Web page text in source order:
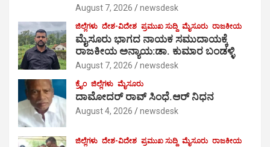
August 7, 2026 newsdesk
ಜಿಲ್ಲೆಗಳು ದೇಶ-ವಿದೇಶ ಪ್ರಮುಖ ಸುದ್ದಿ ಮೈಸೂರು ರಾಜಕೀಯ
ಮೈಸೂರು ಭಾಗದ ನಾಯಕ ಸಮುದಾಯಕ್ಕೆ
ರಾಜಕೀಯ ಅನ್ಯಾಯ:ಡಾ. ಕುಮಾರ ಬಂಡಳ್ಳಿ
August 7, 2026 newsdesk
ಕ್ರೈಂ ಜಿಲ್ಲೆಗಳು ಮೈಸೂರು
ದಾಮೋದರ್ ರಾವ್ ಸಿಂಧೆ.ಆರ್ ನಿಧನ
August 4, 2026 newsdesk
ಜಿಲ್ಲೆಗಳು ದೇಶ-ವಿದೇಶ ಪ್ರಮುಖ ಸುದ್ದಿ ಮೈಸೂರು ರಾಜಕೀಯ